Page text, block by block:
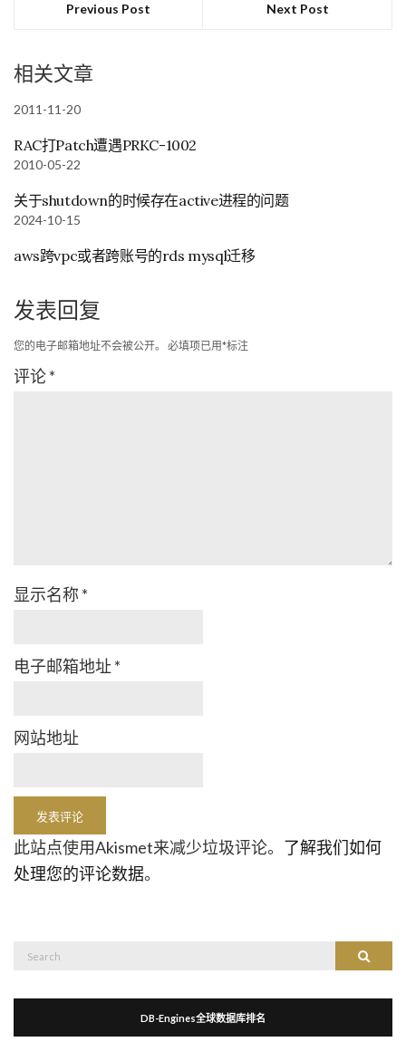
Previous Post Next Post
相关文章
2011-11-20
RAC打Patch遭遇PRKC-1002
2010-05-22
关于shutdown的时候存在active进程的问题
2024-10-15
aws跨vpc或者跨账号的rds mysql迁移
发表回复
您的电子邮箱地址不会被公开。 必填项已用*标注
评论*
显示名称 *
电子邮箱地址 *
网站地址
此站点使用Akismet来减少垃圾评论。 了解我们如何
处理您的评论数据。
Search
DB-Engines全球数据库排名